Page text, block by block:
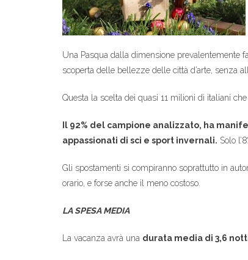
Una Pasqua dalla dimensione prevalentemente
scoperta delle bellezze delle città d’arte, senza
Questa la scelta dei quasi 11 milioni di italiani
Il 92% del campione analizzato, ha
appassionati di sci e sport invernali. Solo
Gli spostamenti si compiranno soprattutto in
orario, e forse anche il meno costoso.
LA SPESA MEDIA
La vacanza avrà una durata media di 3,6